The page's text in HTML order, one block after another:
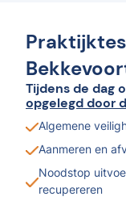
Tijdens de dag
opgelegd door
Algemene
Aanmeren en
Noodstop
recupereren